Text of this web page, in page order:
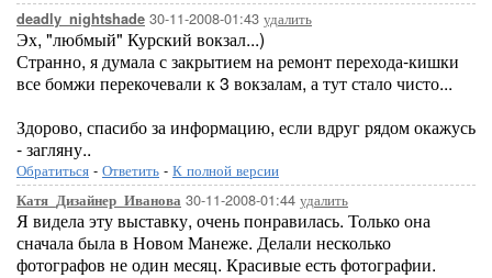
deadly_nightshade 30-11-2008-01:43 удалить
Эх, "любмый" Курский вокзал...)
Странно, я думала с закрытием на ремонт перехода-кишки
все бомжи перекочевали к 3 вокзалам, а тут стало чисто...
Здорово, спасибо за информацию, если вдруг рядом окажусь
- загляну..
Обратиться - Ответить - К полной версии
Катя_Дизайнер_Иванова 30-11-2008-01:44 удалить
Я видела эту выставку, очень понравилась. Только она
сначала была в Новом Манеже. Делали несколько
фотографов не один месяц. Красивые есть фотографии.